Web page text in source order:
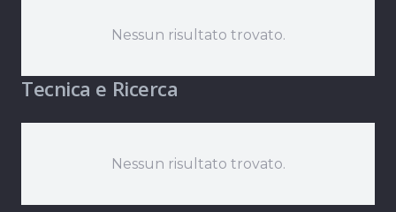
Nessun risultato trovato.
Tecnica e Ricerca
Nessun risultato trovato.